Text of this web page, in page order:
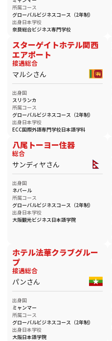
所属コース
グローバルビジネスコース（2年制）
出身日本学校
奈良総合ビジネス専門学校
スターゲイトホテル関西
エアポート
接遇総合
マルシさん
出身国
スリランカ
所属コース
グローバルビジネスコース（2年制）
出身日本学校
ECC国際外語専門学校日本語学科
八尾トーヨー住器
総合
サンディヤさん
出身国
ネパール
所属コース
グローバルビジネスコース（2年制）
出身日本学校
大阪観光ビジネス日本語学院
ホテル法華クラブグルー
プ
接遇総合
パンさん
出身国
ミャンマー
所属コース
グローバルビジネスコース（2年制）
出身日本学校
大阪日本語学院